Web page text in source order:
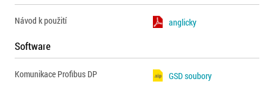
Návod k použití anglicky
Software
Komunikace Profibus DP
GSD soubory